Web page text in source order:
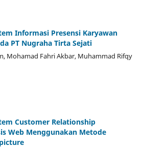
Informasi Presensi Karyawan
PT Nugraha Tirta Sejati
Mohamad Fahri Akbar, Muhammad Rifqy
Customer Relationship
Web Menggunakan Metode